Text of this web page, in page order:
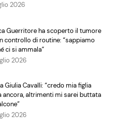
2026
Guerritore ha scoperto il tumore
controllo di routine: “sappiamo
ci si ammala”
2026
Giulia Cavalli: “credo mia figlia
ancora, altrimenti mi sarei buttata
2026